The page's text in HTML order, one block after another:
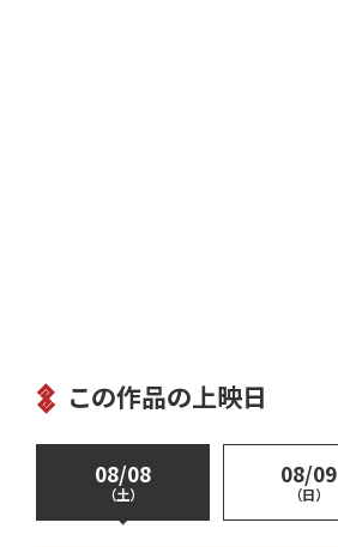
この作品の上映日
08/08
（土）
08/09
（日）